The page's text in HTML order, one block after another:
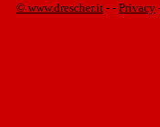
© www.drescher.it - - Privacy